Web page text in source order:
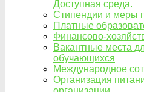
Доступная среда.
Стипендии и меры
Платные
Финансово-
Вакантные места
обучающихся
Международное
Организация